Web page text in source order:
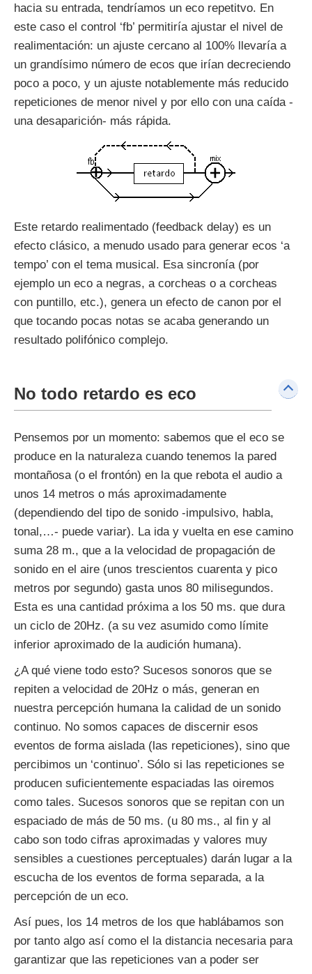
hacia su entrada, tendríamos un eco repetitvo. En
este caso el control ‘fb’ permitiría ajustar el nivel de
realimentación: un ajuste cercano al 100% llevaría a
un grandísimo número de ecos que irían decreciendo
poco a poco, y un ajuste notablemente más reducido
repeticiones de menor nivel y por ello con una caída -
una desaparición- más rápida.
Este retardo realimentado (feedback delay) es un
efecto clásico, a menudo usado para generar ecos ‘a
tempo’ con el tema musical. Esa sincronía (por
ejemplo un eco a negras, a corcheas o a corcheas
con puntillo, etc.), genera un efecto de canon por el
que tocando pocas notas se acaba generando un
resultado polifónico complejo.
No todo retardo es eco
Pensemos por un momento: sabemos que el eco se
produce en la naturaleza cuando tenemos la pared
montañosa (o el frontón) en la que rebota el audio a
unos 14 metros o más aproximadamente
(dependiendo del tipo de sonido -impulsivo, habla,
tonal,…- puede variar). La ida y vuelta en ese camino
suma 28 m., que a la velocidad de propagación de
sonido en el aire (unos trescientos cuarenta y pico
metros por segundo) gasta unos 80 milisegundos.
Esta es una cantidad próxima a los 50 ms. que dura
un ciclo de 20Hz. (a su vez asumido como límite
inferior aproximado de la audición humana).
¿A qué viene todo esto? Sucesos sonoros que se
repiten a velocidad de 20Hz o más, generan en
nuestra percepción humana la calidad de un sonido
continuo. No somos capaces de discernir esos
eventos de forma aislada (las repeticiones), sino que
percibimos un ‘continuo’. Sólo si las repeticiones se
producen suficientemente espaciadas las oiremos
como tales. Sucesos sonoros que se repitan con un
espaciado de más de 50 ms. (u 80 ms., al fin y al
cabo son todo cifras aproximadas y valores muy
sensibles a cuestiones perceptuales) darán lugar a la
escucha de los eventos de forma separada, a la
percepción de un eco.
Así pues, los 14 metros de los que hablábamos son
por tanto algo así como el la distancia necesaria para
garantizar que las repeticiones van a poder ser